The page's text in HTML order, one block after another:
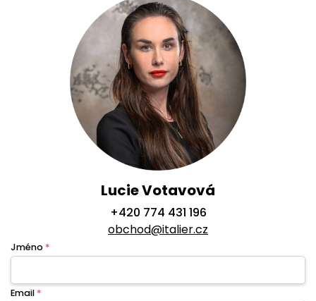
Lucie Votavová
+420 774 431 196
obchod@italier.cz
Jméno *
Email *